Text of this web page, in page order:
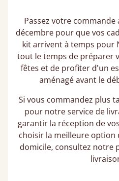
Passez votre
décembre pour que vos
kit arrivent à temps pour
tout le temps de préparer
fêtes et de profiter d'un
aménagé avant le
Si vous commandez plus
pour notre service de
garantir la réception de
choisir la meilleure
domicile, consultez notre